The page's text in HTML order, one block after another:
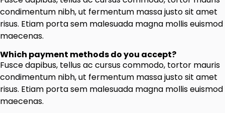
condimentum nibh, ut fermentum massa justo sit amet
risus. Etiam porta sem malesuada magna mollis euismod
maecenas.
Which payment methods do you accept?
Fusce dapibus, tellus ac cursus commodo, tortor mauris
condimentum nibh, ut fermentum massa justo sit amet
risus. Etiam porta sem malesuada magna mollis euismod
maecenas.